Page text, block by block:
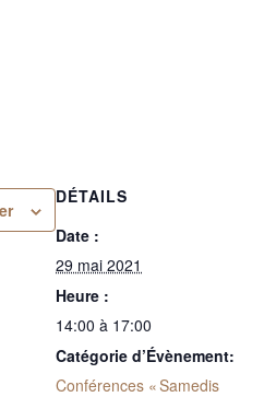
DÉTAILS
Date :
29 mai 2021
Heure :
14:00 à 17:00
Catégorie d’Évènement:
Conférences « Samedis